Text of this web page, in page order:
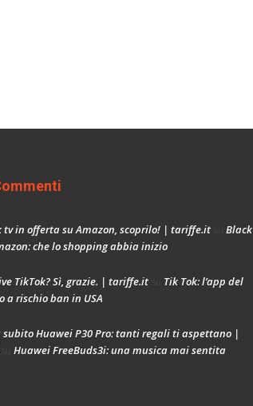
tv in offerta su Amazon, scoprilo! | tariffe.itsu Black
che lo shopping abbia inizio
TikTok? Sì, grazie. | tariffe.itsu Tik Tok: l’app del
a rischio ban in USA
subito Huawei P30 Pro: tanti regali ti aspettano |
Huawei FreeBuds3i: una musica mai sentita